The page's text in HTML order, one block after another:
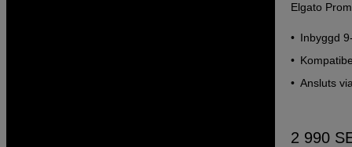
Elgato
Inbyggd
Ansluts
2 990